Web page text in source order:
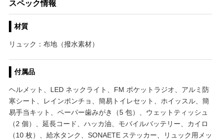
スペック情報
材質
リュック：布地（撥水素材）
付属品
ヘルメット、LED ネックライト、FM ポケットラジオ、アルミ防
寒シート、レインポンチョ、簡易トイレセット、ホイッスル、簡
易手当キット、ペーパー歯みがき（5 包）、ウェットティッシュ
（2 個）、延長コード、ハッカ油、モバイルバッテリー、カイロ
（10 枚）、給水タンク、SONAETE ステッカー、リュック用メッ